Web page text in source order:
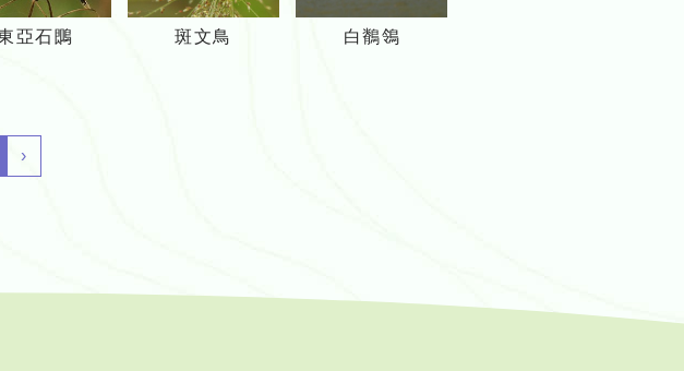
東
亞石䳭
斑
斑文鳥
白
白鶺鴒
›